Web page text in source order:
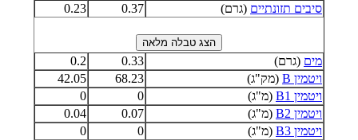
סיבים תזונתיים (גרם) 0.37
0.23
מים (גרם) 0.33
0.2
ויטמין B
(מק"ג) 68.23
42.05
ויטמין B1
(מ"ג) 0
0
ויטמין B2
(מ"ג) 0.07
0.04
ויטמין B3
(מ"ג) 0
0